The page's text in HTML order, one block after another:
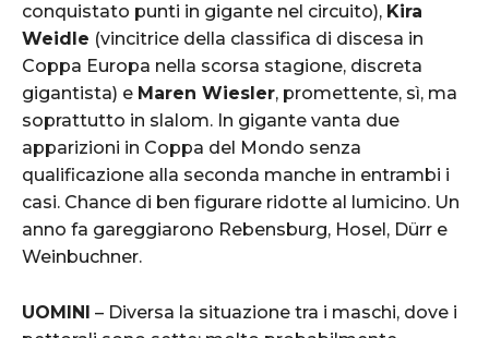
conquistato punti in gigante nel circuito), Kira
Weidle (vincitrice della classifica di discesa in
Coppa Europa nella scorsa stagione, discreta
gigantista) e Maren Wiesler, promettente, sì, ma
soprattutto in slalom. In gigante vanta due
apparizioni in Coppa del Mondo senza
qualificazione alla seconda manche in entrambi i
casi. Chance di ben figurare ridotte al lumicino. Un
anno fa gareggiarono Rebensburg, Hosel, Dürr e
Weinbuchner.
UOMINI
– Diversa la situazione tra i maschi, dove i